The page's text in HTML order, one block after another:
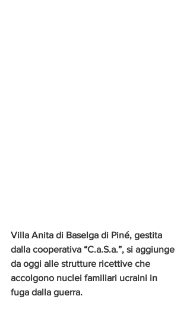
Villa Anita di Baselga di Piné, gestita
dalla cooperativa “C.a.S.a.”, si aggiunge
da oggi alle strutture ricettive che
accolgono nuclei familiari ucraini in
fuga dalla guerra.